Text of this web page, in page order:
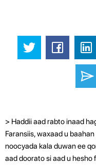
> Haddii aad rabto inaad
Faransiis, waxaad u
noocyada kala duwan ee
aad doorato si aad u hesho